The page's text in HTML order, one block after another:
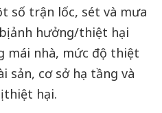
số trận lốc, sét và mưa
ảnh hưởng/thiệt hại
mái nhà, mức độ thiệt
sản, cơ sở hạ tầng và
thiệt hại.